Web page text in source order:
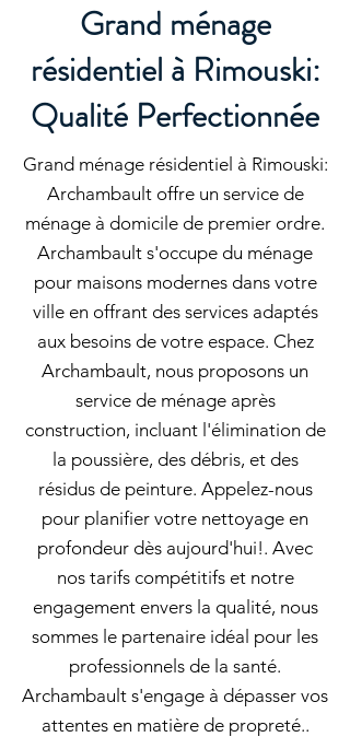
Grand ménage
résidentiel à Rimouski:
Qualité Perfectionnée
Grand ménage résidentiel à Rimouski:
Archambault offre un service de
ménage à domicile de premier ordre.
Archambault s'occupe du ménage
pour maisons modernes dans votre
ville en offrant des services adaptés
aux besoins de votre espace. Chez
Archambault, nous proposons un
service de ménage après
construction, incluant l'élimination de
la poussière, des débris, et des
résidus de peinture. Appelez-nous
pour planifier votre nettoyage en
profondeur dès aujourd'hui!. Avec
nos tarifs compétitifs et notre
engagement envers la qualité, nous
sommes le partenaire idéal pour les
professionnels de la santé.
Archambault s'engage à dépasser vos
attentes en matière de propreté..